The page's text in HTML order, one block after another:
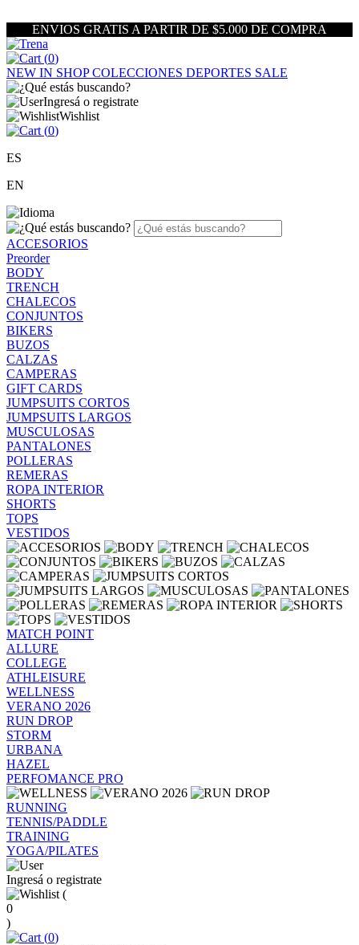
ENVIOS GRATIS A PARTIR DE $5.000 DE COMPRA
(0)
NEW IN SHOPCOLECCIONES DEPORTES SALE
Ingresá o registrate
Wishlist
(0)
ES
EN
ACCESORIOS
Preorder
BODY
TRENCH
CHALECOS
CONJUNTOS
BIKERS
BUZOS
CALZAS
CAMPERAS
GIFT CARDS
JUMPSUITS CORTOS
JUMPSUITS LARGOS
MUSCULOSAS
PANTALONES
POLLERAS
REMERAS
ROPA INTERIOR
SHORTS
TOPS
VESTIDOS
MATCH POINT
ALLURE
COLLEGE
ATHLEISURE
WELLNESS
VERANO 2026
RUN DROP
STORM
URBANA
HAZEL
PERFOMANCE PRO
RUNNING
TENNIS/PADDLE
TRAINING
YOGA/PILATES
Ingresá o registrate
(
0
)
(0)